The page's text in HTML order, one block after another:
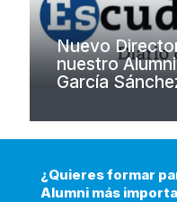
Nuevo
nuestro
García
¿Quieres formar
Alumni más